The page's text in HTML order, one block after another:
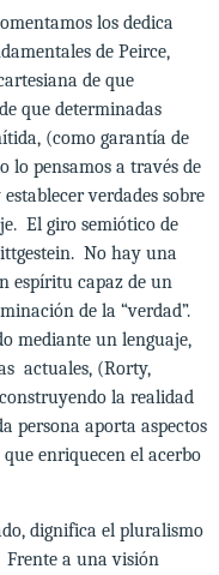
los dedica
de Peirce,
de que
que determinadas
(como garantía de
lo pensamos a través de
verdades sobre
El giro semiótico de
No hay una
espíritu capaz de un
de la “verdad”.
mediante un lenguaje,
actuales, (Rorty,
la realidad
persona aporta aspectos
enriquecen el acerbo
dignifica el pluralismo
Frente a una visión